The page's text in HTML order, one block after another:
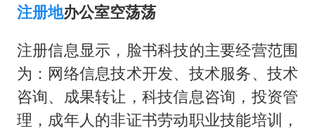
注册地办公室空荡荡
注册信息显示，脸书科技的主要经营范围
为：网络信息技术开发、技术服务、技术
咨询、成果转让，科技信息咨询，投资管
理，成年人的非证书劳动职业技能培训，